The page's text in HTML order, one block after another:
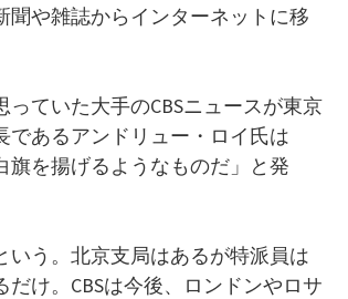
や雑誌からインターネットに移
ていた大手のCBSニュースが東京
あるアンドリュー・ロイ氏は
旗を揚げるようなものだ」と発
う。北京支局はあるが特派員は
け。CBSは今後、ロンドンやロサ